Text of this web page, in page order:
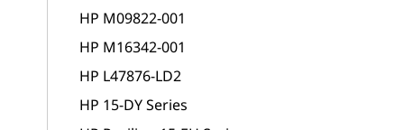
HP M09822‑001
HP M16342-001
HP L47876-LD2
HP 15-DY Series